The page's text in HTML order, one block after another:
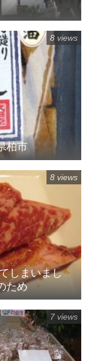
柏市
8 views
しまいまし
ため
8 views
7 views